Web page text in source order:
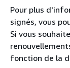
Pour plus
signés, vous
Si vous
fonction de la